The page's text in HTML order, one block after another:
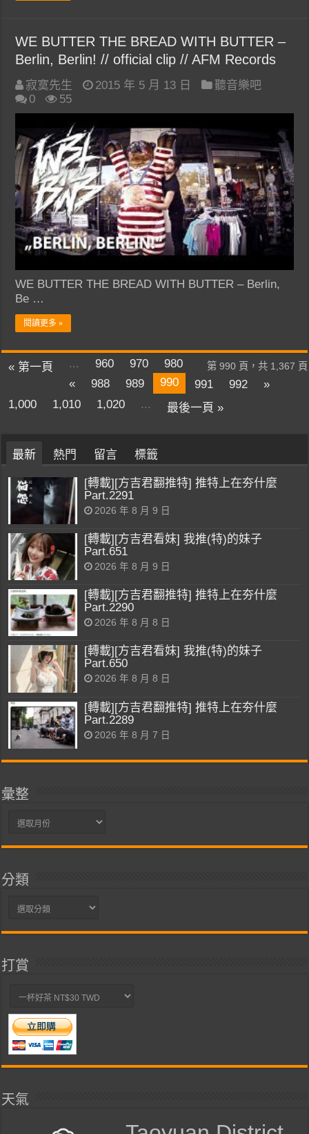
WE BUTTER THE BREAD WITH BUTTER –
Berlin, Berlin! // official clip // AFM Records
寂寞先生 2015 年 5 月 13 日
聽音樂吧
0
55
WE BUTTER THE BREAD WITH BUTTER – Berlin,
Be …
閱讀更多 »
第 990 頁，共 1,367 頁
« 第一頁 ... 960 970
980
«
988 989 990 991 992
»
1,000
1,010 1,020 ... 最後一頁 »
最新 熱門 留言 標籤
[轉載][方吉君翻推特] 推特上在夯什麼
Part.2291
2026 年 8 月 9 日
[轉載][方吉君看妹] 我推(特)的妹子
Part.651
2026 年 8 月 9 日
[轉載][方吉君翻推特] 推特上在夯什麼
Part.2290
2026 年 8 月 8 日
[轉載][方吉君看妹] 我推(特)的妹子
Part.650
2026 年 8 月 8 日
[轉載][方吉君翻推特] 推特上在夯什麼
Part.2289
2026 年 8 月 7 日
彙整
彙
分類
分
打賞
天氣